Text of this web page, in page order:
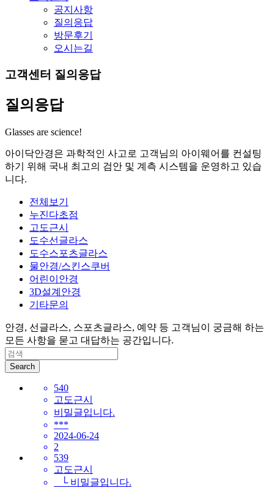
공지사항
질의응답
방문후기
오시는길
고객센터 질의응답
질의응답
Glasses are science!
아이닥안경은 과학적인 사고로 고객님의 아이웨어를 컨설팅
하기 위해 국내 최고의 검안 및 계측 시스템을 운영하고 있습
니다.
전체보기
누진다초점
고도근시
도수선글라스
도수스포츠글라스
물안경/스킨스쿠버
어린이안경
3D설계안경
기타문의
안경, 선글라스, 스포츠글라스, 예약 등 고객님이 궁금해 하는
모든 사항을 묻고 대답하는 공간입니다.
Search
540
고도근시
비밀글입니다.
***
2024-06-24
2
539
고도근시
└ 비밀글입니다.